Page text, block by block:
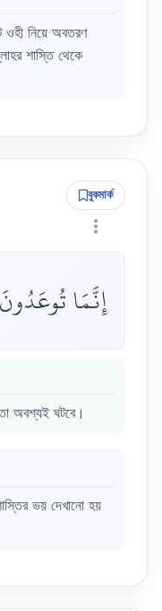
ওহী নিয়ে অবতরণ
শাস্তি থেকে
বুকমার্ক
إِنَّمَا
অবশ্যই ঘটবে।
ভয় দেখানো হয়